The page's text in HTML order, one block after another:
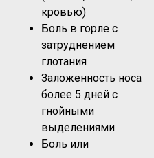
кровью)
Боль в горле с
затруднением
глотания
Заложенность носа
более 5 дней с
гнойными
выделениями
Боль или